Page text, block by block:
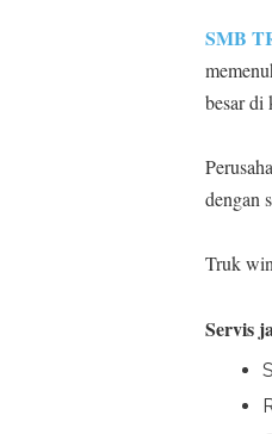
SMB
besar di
dengan
Truk
Servis